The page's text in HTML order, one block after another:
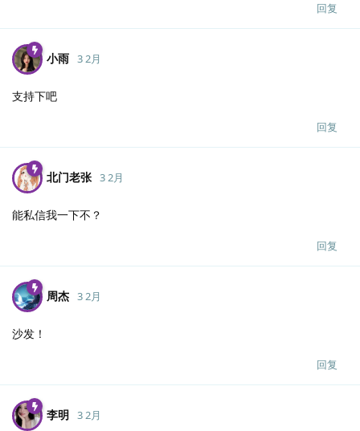
回复
小雨 3 2月
支持下吧
回复
北门老张 3 2月
能私信我一下不？
回复
周杰 3 2月
沙发！
回复
李明 3 2月